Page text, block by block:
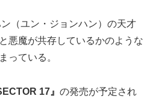
（ユン・ジョンハン）の天才
悪魔が共存しているかのような
っている。
17』 の発売が予定され